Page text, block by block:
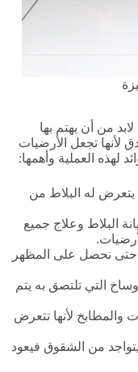
من أن يهتم بها
لأنها تجعل الأرضيات
لهذه العملية وأهمها:
له البلاط من
البلاط وعلاج جميع
حتى نحصل على المظهر
التي تلتصق به يتم
والمطابخ لأنها تتعرض
من الشقوق فيعود